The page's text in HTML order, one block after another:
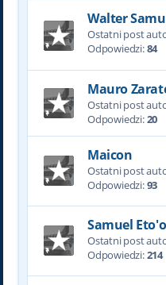
Walter
Ostatni post
Odpowiedzi:84
Mauro
Ostatni post
Odpowiedzi:20
Maicon
Ostatni post
Odpowiedzi:93
Samuel Eto'o
Ostatni post
Odpowiedzi:214